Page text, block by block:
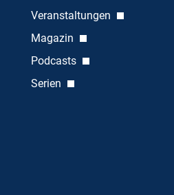
Veranstaltungen
Magazin
Podcasts
Serien